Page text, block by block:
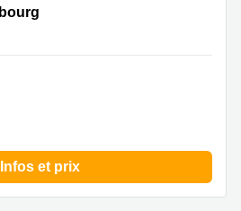
, Toulon
Infos et prix